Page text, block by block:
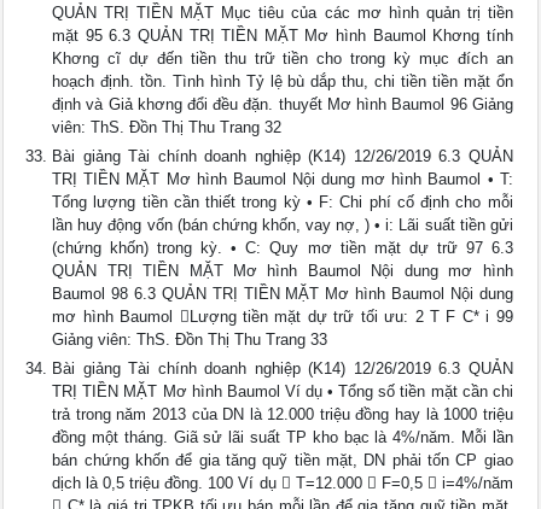
QUẢN TRỊ TIỀN MẶT Mục tiêu của các mơ hình quản trị tiền
mặt 95 6.3 QUẢN TRỊ TIỀN MẶT Mơ hình Baumol Khơng tính
Khơng cĩ dự đến tiền thu trữ tiền cho trong kỳ mục đích an
hoạch định. tồn. Tình hình Tỷ lệ bù dắp thu, chi tiền tiền mặt ổn
định và Giả khơng đổi đều đặn. thuyết Mơ hình Baumol 96 Giảng
viên: ThS. Đồn Thị Thu Trang 32
Bài giảng Tài chính doanh nghiệp (K14) 12/26/2019 6.3 QUẢN
TRỊ TIỀN MẶT Mơ hình Baumol Nội dung mơ hình Baumol • T:
Tổng lượng tiền cần thiết trong kỳ • F: Chi phí cố định cho mỗi
lần huy động vốn (bán chứng khốn, vay nợ, ) • i: Lãi suất tiền gửi
(chứng khốn) trong kỳ. • C: Quy mơ tiền mặt dự trữ 97 6.3
QUẢN TRỊ TIỀN MẶT Mơ hình Baumol Nội dung mơ hình
Baumol 98 6.3 QUẢN TRỊ TIỀN MẶT Mơ hình Baumol Nội dung
mơ hình Baumol Lượng tiền mặt dự trữ tối ưu: 2 T F C* i 99
Giảng viên: ThS. Đồn Thị Thu Trang 33
Bài giảng Tài chính doanh nghiệp (K14) 12/26/2019 6.3 QUẢN
TRỊ TIỀN MẶT Mơ hình Baumol Ví dụ • Tổng số tiền mặt cần chi
trả trong năm 2013 của DN là 12.000 triệu đồng hay là 1000 triệu
đồng một tháng. Giã sử lãi suất TP kho bạc là 4%/năm. Mỗi lần
bán chứng khốn để gia tăng quỹ tiền mặt, DN phải tốn CP giao
dịch là 0,5 triệu đồng. 100 Ví dụ  T=12.000  F=0,5  i=4%/năm